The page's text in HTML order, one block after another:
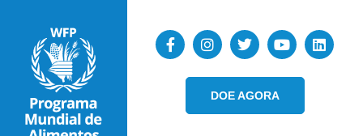
DOE AGORA